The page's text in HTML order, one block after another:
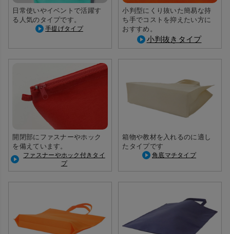
全体的にコロンとした形状。
（写真は印刷を入れたときのイ
メージです）
日常使いやイベントで活躍す
る人気のタイプです。
手提げタイプ
小判型にくり抜いた簡易な持
ち手でコストを抑えたい方に
おすすめ。
小判抜きタイプ
開閉部にファスナーやホック
を備えています。
ファスナーやホック付きタイ
プ
箱物や教材を入れるのに適し
たタイプです
角底マチタイプ